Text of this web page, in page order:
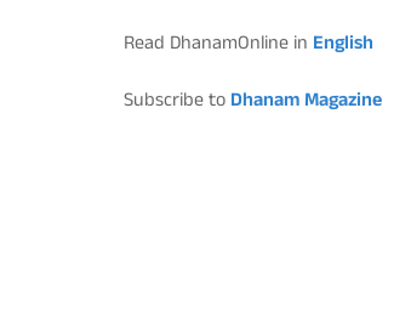
Read DhanamOnline in English
Subscribe to Dhanam Magazine